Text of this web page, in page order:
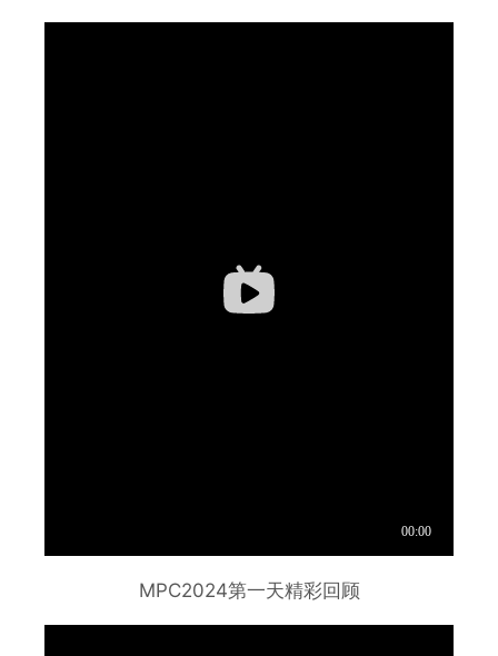
MPC2024第一天精彩回顾